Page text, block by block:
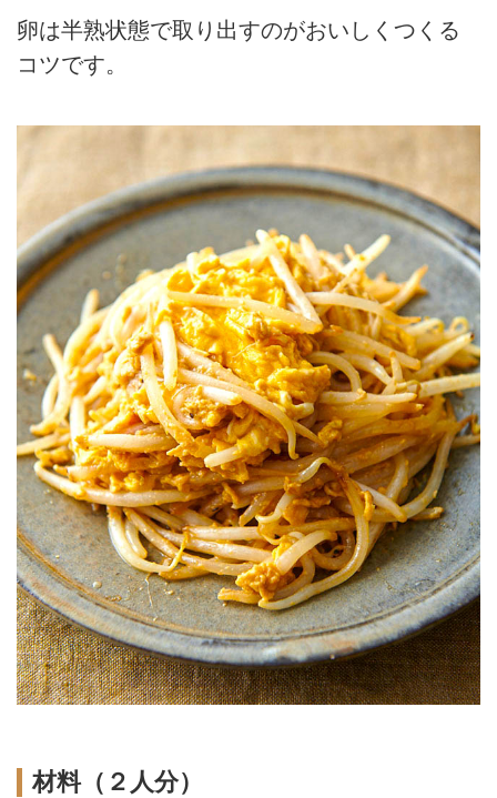
卵は半熟状態で取り出すのがおいしくつくる
コツです。
材料（２人分）